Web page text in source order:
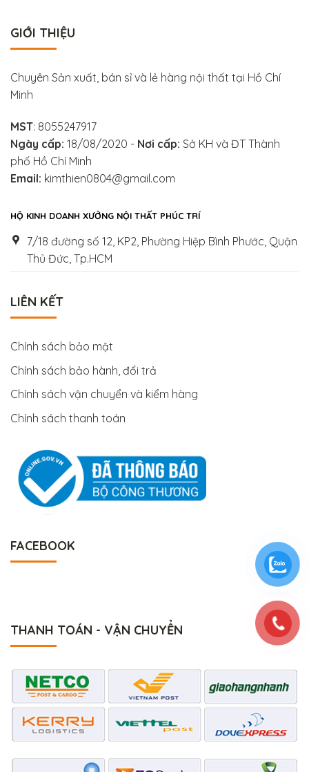
GIỚI THIỆU
Chuyên Sản xuất, bán sỉ và lẻ hàng nội thất tại Hồ Chí
Minh
MST: 8055247917
Ngày cấp: 18/08/2020 - Nơi cấp: Sở KH và ĐT Thành
phố Hồ Chí Minh
Email: kimthien0804@gmail.com
HỘ KINH DOANH XƯỞNG NỘI THẤT PHÚC TRÍ
7/18 đường số 12, KP2, Phường Hiệp Bình Phước, Quận
Thủ Đức, Tp.HCM
LIÊN KẾT
Chính sách bảo mật
Chính sách bảo hành, đổi trả
Chính sách vận chuyển và kiểm hàng
Chính sách thanh toán
FACEBOOK
THANH TOÁN - VẬN CHUYỂN